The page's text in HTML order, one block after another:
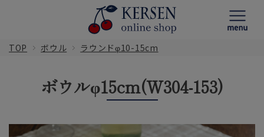
TOP ボウル ラウンドφ10-15cm
ボウルφ15cm(W304-153)